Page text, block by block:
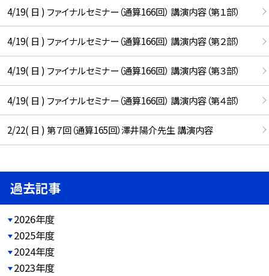
4/19( 日 ) ファイナルセミナー（通算166回） 講演内容（第１部）
4/19( 日 ) ファイナルセミナー（通算166回） 講演内容（第２部）
4/19( 日 ) ファイナルセミナー（通算166回） 講演内容（第３部）
4/19( 日 ) ファイナルセミナー（通算166回） 講演内容（第４部）
2/22( 日 ) 第７回（通算165回）澤井陽介先生 講演内容
過去記事
2026年度
2025年度
2024年度
2023年度